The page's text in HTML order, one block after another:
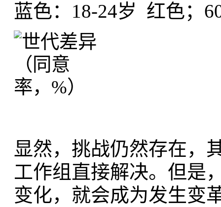
蓝色：18-24岁 红色；
显然，挑战仍然存在，
工作组直接解决。但是
变化，就会成为发生变